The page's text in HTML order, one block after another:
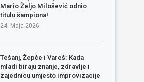
Mario Željo Milošević odnio
titulu šampiona!
24. Maja 2026.
Tešanj, Žepče i Vareš: Kada
mladi biraju znanje, zdravlje i
zajednicu umjesto improvizacije